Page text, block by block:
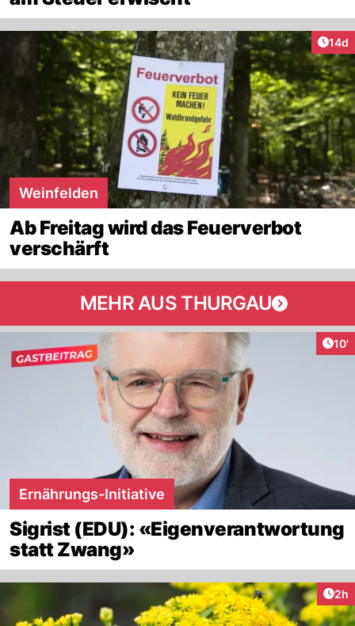
14d
Weinfelden
Ab Freitag wird das Feuerverbot
verschärft
MEHR AUS THURGAU
10'
Ernährungs-Initiative
Sigrist (EDU): «Eigenverantwortung
statt Zwang»
2h